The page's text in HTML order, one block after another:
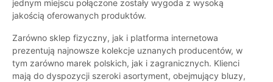
jednym miejscu połączone zostały wygoda z wysoką
jakością oferowanych produktów.
Zarówno sklep fizyczny, jak i platforma internetowa
prezentują najnowsze kolekcje uznanych producentów, w
tym zarówno marek polskich, jak i zagranicznych. Klienci
mają do dyspozycji szeroki asortyment, obejmujący bluzy,